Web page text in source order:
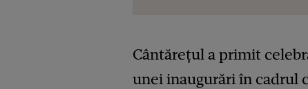
Cântărețul a primit
unei inaugurări în cadrul